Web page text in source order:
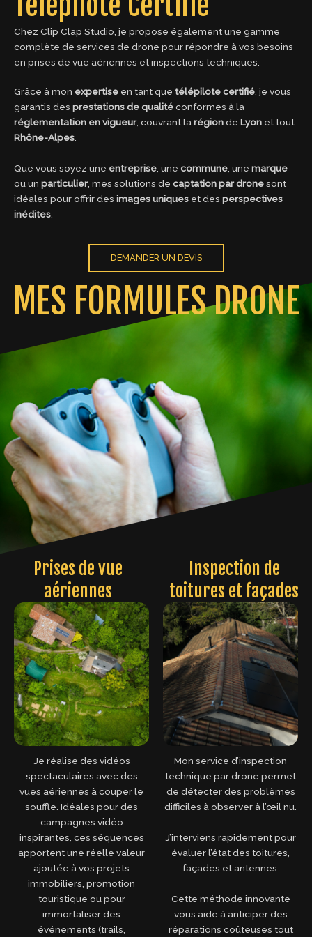
Chez Clip Clap Studio, je propose également une gamme
complète de services de drone pour répondre à vos besoins
en prises de vue aériennes et inspections techniques.
Grâce à mon expertise en tant que télépilote certifié , je vous
garantis des prestations de qualitéconformes à la
réglementation en vigueur, couvrant la régionde Lyon et tout
Rhône-Alpes
Que vous soyez une entreprise , une commune , une marque
ou un particulier, mes solutions de captation par dronesont
idéales pour offrir des images uniques et des perspectives
inédites
DEMANDER UN DEVIS
MES FORMULES DRONE
Prises de vue
aériennes
Inspection de
toitures et façades
Je réalise des vidéos
spectaculaires avec des
vues aériennes à couper le
souffle. Idéales pour des
campagnes vidéo
inspirantes, ces séquences
apportent une réelle valeur
ajoutée à vos projets
immobiliers, promotion
touristique ou pour
immortaliser des
événements (trails,
Mon service d’inspection
technique par drone permet
de détecter des problèmes
difficiles à observer à l’œil nu.
J’interviens rapidement pour
évaluer l’état des toitures,
façades et antennes.
Cette méthode innovante
vous aide à anticiper des
réparations coûteuses tout